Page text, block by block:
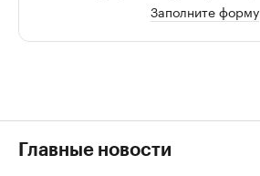
Заполните форму
Главные новости